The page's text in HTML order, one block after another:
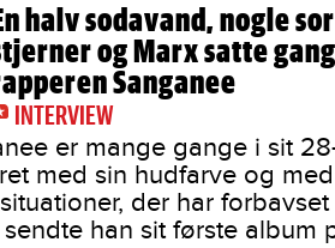
halv sodavand, nogle
og Marx satte
Sanganee
INTERVIEW
er mange gange i sit
med sin hudfarve og med
der har
han sit første album